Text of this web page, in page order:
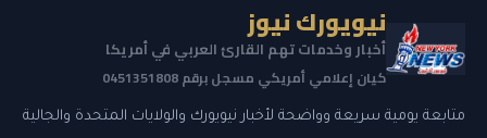
نيويورك نيوز
أخبار وخدمات تهم القارئ العربي في أمريكا
كيان إعلامي أمريكي مسجل برقم 0451351808
متابعة يومية سريعة وواضحة لأخبار نيويورك والولايات المتحدة والجالية